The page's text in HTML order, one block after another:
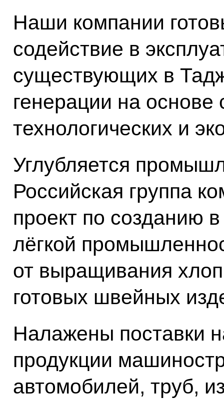
Наши компании
содействие в
существующих в
генерации на
технологических и
Углубляется
Российская группа
проект по созданию
лёгкой
от выращивания
готовых швейных
Налажены поставки
продукции
автомобилей, труб,